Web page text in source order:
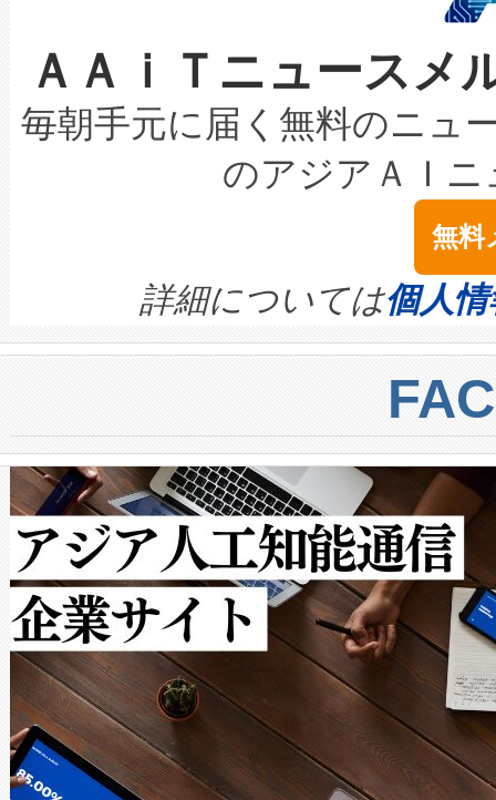
取得できる可能性もあります
設には、3億～4億ドルかか
最高経営責任者（CEO）であ
す。「当社のfully-connected
ームを利用すれば、6,000万
きます。この効率性は、フェ
限を超えて利用可能な電力容
持できるよう貢献します。こ
ービスレベル契約（SLA）違
テリー性能の劣化によるダウ
念は、現在データセンターが
ます。 Voltaiq provides a
quality and reliability for AI
BESS stack to ensure battery
centers. Voltaiqは、ai&のAI
からシステム統合、試運転、
クルの各段階のデータを監視
[…]
なレーザースポットにより、
な環境下でも豊かなディテー
キロメートル範囲を検出
LiDAR for Inspections,
は1535 nmレーザーを搭載。
イズの小径化を実現すること
す。ノーマルモードでは、
ートル先まで検出でき、これ
トに対して約600メートルに
では、反射率10％のターゲッ
で向上し、最大検知距離は
ットだけで最大1キロメート
ルの変電所周囲を監視でき、
作業と点群処理を簡素化でき
Avia 2は、2種類のFOVオプシ
× 80°のノーマルモード、長
ードを切り替えて使用するこ
ＡＡｉＴニュース
毎朝手元に届く無料のニュ
のアジアＡＩ
無料
詳細については個人